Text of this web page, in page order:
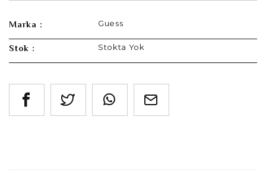
Marka : Guess
Stok : Stokta Yok